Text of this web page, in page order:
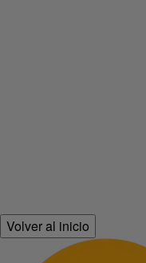
Volver al inicio